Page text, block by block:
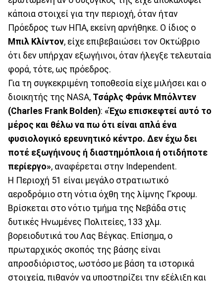
κάποια στοιχεί για την περιοχή, όταν ήταν
Πρόεδρος των ΗΠΑ, εκείνη αρνήθηκε. Ο ίδιος ο
Μπιλ Κλίντον, είχε επιβεβαιώσει τον Οκτώβριο
ότι δεν υπήρχαν εξωγήινοι, όταν ήλεγξε τελευταία
φορά, τότε, ως πρόεδρος.
Για τη συγκεκριμένη τοποθεσία είχε μιλήσει και ο
διοικητής της NASA, Τσάρλς Φράνκ Μπόλντεν
(Charles Frank Bolden): «Έχω επισκεφτεί αυτό το
μέρος και θέλω να πω ότι είναι απλά ένα
φυσιολογικό ερευνητικό κέντρο. Δεν έχω δει
ποτέ εξωγήινους ή διαστημόπλοια ή οτιδήποτε
περίεργο», αναφέρεται στην Independent.
Η Περιοχή 51 είναι μεγάλο στρατιωτικό
αεροδρόμιο στη νότια όχθη της λίμνης Γκρουμ.
Βρίσκεται στο νότιο τμήμα της Νεβάδα στις
δυτικές Ηνωμένες Πολιτείες, 133 χλμ.
βορειοδυτικά του Λας Βέγκας. Επίσημα, ο
πρωταρχικός σκοπός της βάσης είναι
απροσδιόριστος, ωστόσο με βάση τα ιστορικά
στοιχεία, πιθανόν να υποστηρίζει την εξέλιξη και